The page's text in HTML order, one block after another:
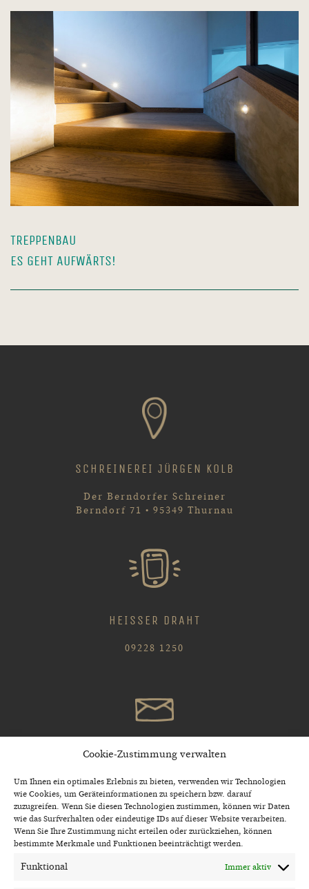
Cookie-Zustimmung verwalten
Um Ihnen ein optimales Erlebnis zu bieten, verwenden wir Technologien
wie Cookies, um Geräteinformationen zu speichern bzw. darauf
zuzugreifen. Wenn Sie diesen Technologien zustimmen, können wir Daten
wie das Surfverhalten oder eindeutige IDs auf dieser Website verarbeiten.
Wenn Sie Ihre Zustimmung nicht erteilen oder zurückziehen, können
bestimmte Merkmale und Funktionen beeinträchtigt werden.
Funktional Immer aktiv
TREPPENBAU
ES GEHT AUFWÄRTS!
SCHREINEREI JÜRGEN KOLB
HEISSER DRAHT
Mo – Do 08.00 – 17.00 Uhr
Fr 08.00 – 12.00 Uhr und nach Vereinbarung